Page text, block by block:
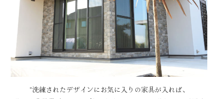
”洗練されたデザインにお気に入りの家具が入れば、